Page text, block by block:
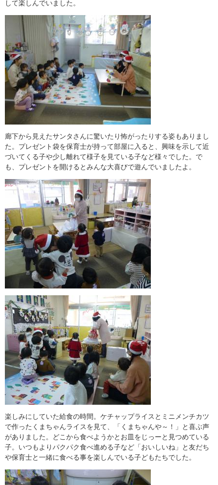
して楽しんでいました。
廊下から見えたサンタさんに驚いたり怖がったりする姿もありまし
た。プレゼント袋を保育士が持って部屋に入ると、興味を示して近
づいてくる子や少し離れて様子を見ている子など様々でした。で
も、プレゼントを開けるとみんな大喜びで遊んでいましたよ。
楽しみにしていた給食の時間。ケチャップライスとミニメンチカツ
で作ったくまちゃんライスを見て、「くまちゃんや～！」と喜ぶ声
がありました。どこから食べようかとお皿をじっーと見つめている
子。いつもよりパクパク食べ進める子など「おいしいね」と友だち
や保育士と一緒に食べる事を楽しんでいる子どもたちでした。